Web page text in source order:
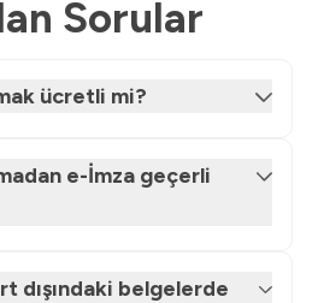
Sorular
ücretli mi?
e-İmza geçerli
dışındaki belgelerde